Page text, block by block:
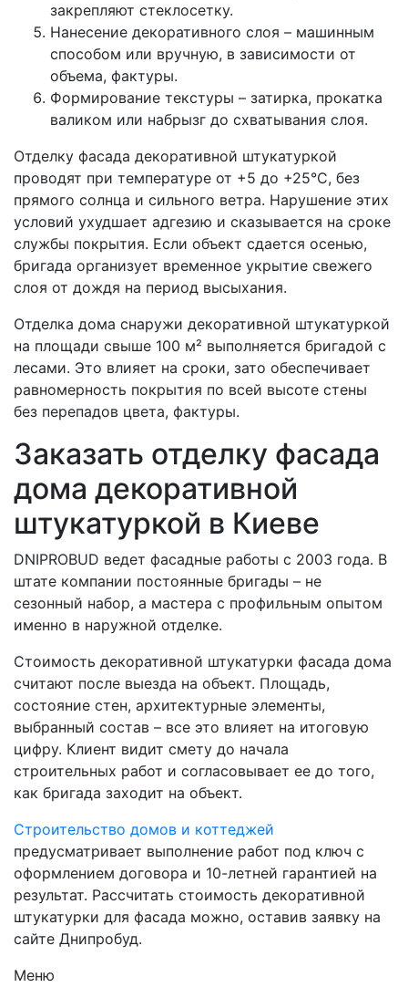
закрепляют стеклосетку.
Нанесение декоративного слоя – машинным
способом или вручную, в зависимости от
объема, фактуры.
Формирование текстуры – затирка, прокатка
валиком или набрызг до схватывания слоя.
Отделку фасада декоративной штукатуркой
проводят при температуре от +5 до +25°C, без
прямого солнца и сильного ветра. Нарушение этих
условий ухудшает адгезию и сказывается на сроке
службы покрытия. Если объект сдается осенью,
бригада организует временное укрытие свежего
слоя от дождя на период высыхания.
Отделка дома снаружи декоративной штукатуркой
на площади свыше 100 м² выполняется бригадой с
лесами. Это влияет на сроки, зато обеспечивает
равномерность покрытия по всей высоте стены
без перепадов цвета, фактуры.
Заказать отделку фасада
дома декоративной
штукатуркой в Киеве
DNIPROBUD ведет фасадные работы с 2003 года. В
штате компании постоянные бригады – не
сезонный набор, а мастера с профильным опытом
именно в наружной отделке.
Стоимость декоративной штукатурки фасада дома
считают после выезда на объект. Площадь,
состояние стен, архитектурные элементы,
выбранный состав – все это влияет на итоговую
цифру. Клиент видит смету до начала
строительных работ и согласовывает ее до того,
как бригада заходит на объект.
Строительство домов и коттеджей
предусматривает выполнение работ под ключ с
оформлением договора и 10-летней гарантией на
результат. Рассчитать стоимость декоративной
штукатурки для фасада можно, оставив заявку на
сайте Днипробуд.
Меню